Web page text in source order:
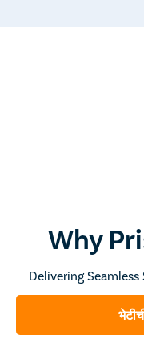
Why
Delivering